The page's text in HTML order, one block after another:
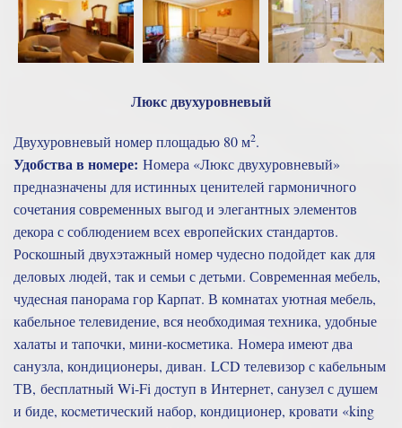
Люкс двухуровневый
Двухуровневый номер площадью 80 м2.
Удобства в номере: Номера «Люкс двухуровневый»
предназначены для истинных ценителей гармоничного
сочетания современных выгод и элегантных элементов
декора с соблюдением всех европейских стандартов.
Роскошный двухэтажный номер чудесно подойдет как для
деловых людей, так и семьи с детьми. Современная мебель,
чудесная панорама гор Карпат. В комнатах уютная мебель,
кабельное телевидение, вся необходимая техника, удобные
халаты и тапочки, мини-косметика. Номера имеют два
санузла, кондиционеры, диван. LCD телевизор с кабельным
ТВ, бесплатный Wi-Fi доступ в Интернет, санузел с душем
и биде, коcметический набор, кондиционер, кровати «king